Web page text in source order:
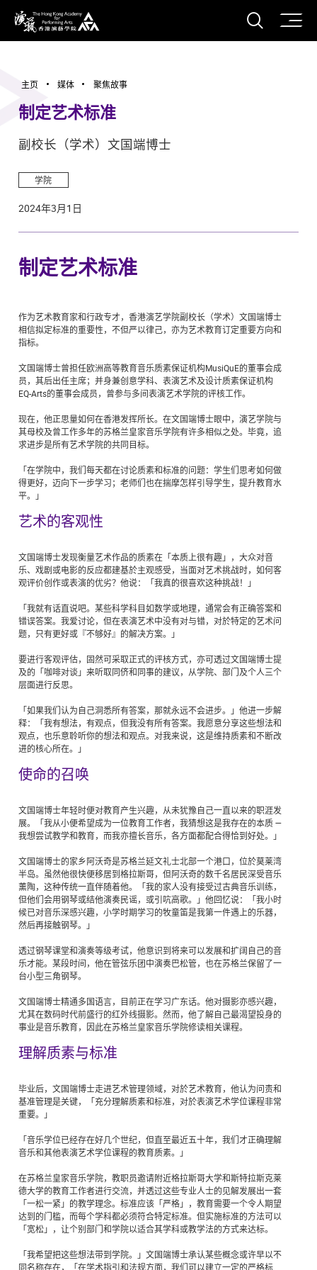
香港演艺学院
打开
主页 媒体 聚焦故事
制定艺术标准
副校长（学术）文国端博士
学院
2024年3月1日
制定艺术标准
作为艺术教育家和行政专才，香港演艺学院副校长（学术）文国端博士
相信拟定标准的重要性，不但严以律己，亦为艺术教育订定重要方向和
指标。
文国端博士曾担任欧洲高等教育音乐质素保证机构MusiQuE的董事会成
员，其后出任主席；并身兼创意学科、表演艺术及设计质素保证机构
EQ-Arts的董事会成员，曾参与多间表演艺术学院的评核工作。
现在，他正思量如何在香港发挥所长。在文国端博士眼中，演艺学院与
其母校及曾工作多年的苏格兰皇家音乐学院有许多相似之处。毕竟，追
求进步是所有艺术学院的共同目标。
「在学院中，我们每天都在讨论质素和标准的问题：学生们思考如何做
得更好，迈向下一步学习；老师们也在揣摩怎样引导学生，提升教育水
平。」
艺术的客观性
文国端博士发现衡量艺术作品的质素在「本质上很有趣」，大众对音
乐、戏剧或电影的反应都建基於主观感受，当面对艺术挑战时，如何客
观评价创作或表演的优劣？他说：「我真的很喜欢这种挑战！」
「我就有话直说吧。某些科学科目如数学或地理，通常会有正确答案和
错误答案。我爱讨论，但在表演艺术中没有对与错，对於特定的艺术问
题，只有更好或『不够好』的解决方案。」
要进行客观评估，固然可采取正式的评核方式，亦可透过文国端博士提
及的「咖啡对谈」来听取同侪和同事的建议，从学院、部门及个人三个
层面进行反思。
「如果我们认为自己洞悉所有答案，那就永远不会进步。」他进一步解
释：「我有想法，有观点，但我没有所有答案。我愿意分享这些想法和
观点，也乐意聆听你的想法和观点。对我来说，这是维持质素和不断改
进的核心所在。」
使命的召唤
文国端博士年轻时便对教育产生兴趣，从未犹豫自己一直以来的职涯发
展。「我从小便希望成为一位教育工作者，我猜想这是我存在的本质 —
我想尝试教学和教育，而我亦擅长音乐，各方面都配合得恰到好处。」
文国端博士的家乡阿沃奇是苏格兰延文礼士北部一个港口，位於莫莱湾
半岛。虽然他很快便移居到格拉斯哥，但阿沃奇的数千名居民深受音乐
薰陶，这种传统一直伴随着他。「我的家人没有接受过古典音乐训练，
但他们会用钢琴或结他演奏民谣，或引吭高歌。」他回忆说：「我小时
候已对音乐深感兴趣，小学时期学习的牧童笛是我第一件遇上的乐器，
然后再接触钢琴。」
透过钢琴课堂和演奏等级考试，他意识到将来可以发展和扩阔自己的音
乐才能。某段时间，他在管弦乐团中演奏巴松管，也在苏格兰保留了一
台小型三角钢琴。
文国端博士精通多国语言，目前正在学习广东话。他对摄影亦感兴趣，
尤其在数码时代前盛行的红外线摄影。然而，他了解自己最渴望投身的
事业是音乐教育，因此在苏格兰皇家音乐学院修读相关课程。
理解质素与标准
毕业后，文国端博士走进艺术管理领域，对於艺术教育，他认为问责和
基准管理是关键，「充分理解质素和标准，对於表演艺术学位课程非常
重要。」
「音乐学位已经存在好几个世纪，但直至最近五十年，我们才正确理解
音乐和其他表演艺术学位课程的教育质素。」
在苏格兰皇家音乐学院，教职员邀请附近格拉斯哥大学和斯特拉斯克莱
德大学的教育工作者进行交流，并透过这些专业人士的见解发展出一套
「一松一紧」的教学理念。标准应该「严格」，教育需要一个令人期望
达到的门槛，而每个学科都必须符合特定标准。但实施标准的方法可以
「宽松」，让个别部门和学院以适合其学科或教学法的方式来达标。
「我希望把这些想法带到学院。」文国端博士承认某些概念或许早以不
同名称存在，「在学术指引和法规方面，我们可以建立一定的严格标